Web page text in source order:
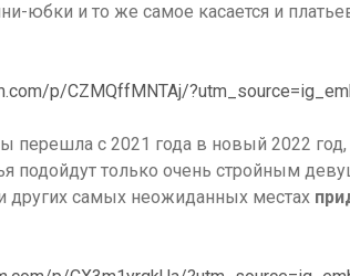
юбки и то же самое касается и
p/CZMQffMNTAj/
с 2021 года в новый 2022 год,
подойдут только очень стройным
других самых неожиданных местах